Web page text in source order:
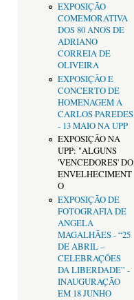
EXPOSIÇÃO
COMEMORATIVA
DOS 80 ANOS DE
ADRIANO
CORREIA DE
OLIVEIRA
EXPOSIÇÃO E
CONCERTO DE
HOMENAGEM A
CARLOS PAREDES
- 13 MAIO NA UPP
EXPOSIÇÃO NA
UPP: "ALGUNS
'VENCEDORES' DO
ENVELHECIMENT
O
EXPOSIÇÃO DE
FOTOGRAFIA DE
ANGELA
MAGALHÃES - “25
DE ABRIL –
CELEBRAÇÕES
DA LIBERDADE” -
INAUGURAÇÃO
EM 18 JUNHO